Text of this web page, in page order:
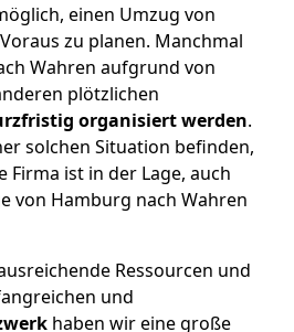
einen Umzug von
zu planen. Manchmal
Wahren aufgrund von
plötzlichen
organisiert werden.
solchen Situation befinden,
Firma ist in der Lage, auch
von Hamburg nach Wahren
Ressourcen und
und
haben wir eine große